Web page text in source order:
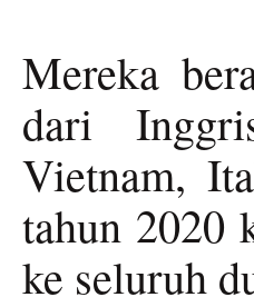
Mereka
dari
Vietnam,
tahun 2020
ke seluruh